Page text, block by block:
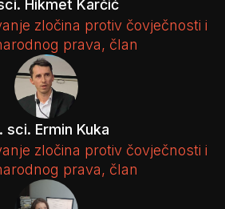
Hikmet Karčić
zločina protiv čovječnosti i
prava, član
sci. Ermin Kuka
zločina protiv čovječnosti i
prava, član